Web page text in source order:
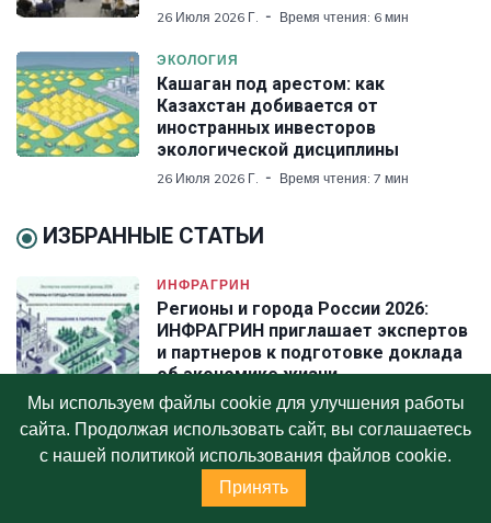
26 Июля 2026 Г. Время чтения: 6 мин
ЭКОЛОГИЯ
Кашаган под арестом: как
Казахстан добивается от
иностранных инвесторов
экологической дисциплины
26 Июля 2026 Г. Время чтения: 7 мин
ИЗБРАННЫЕ СТАТЬИ
ИНФРАГРИН
Регионы и города России 2026:
ИНФРАГРИН приглашает экспертов
и партнеров к подготовке доклада
об экономике жизни
20 Июля 2026 Г. Время чтения: 5 мин
ИНФРАГРИН
Рейтинг циркулярной
трансформации регионов России
2026: ИНФРАГРИН публикует
Мы используем файлы cookie для улучшения работы
сайта. Продолжая использовать сайт, вы соглашаетесь
с нашей политикой использования файлов cookie.
Принять